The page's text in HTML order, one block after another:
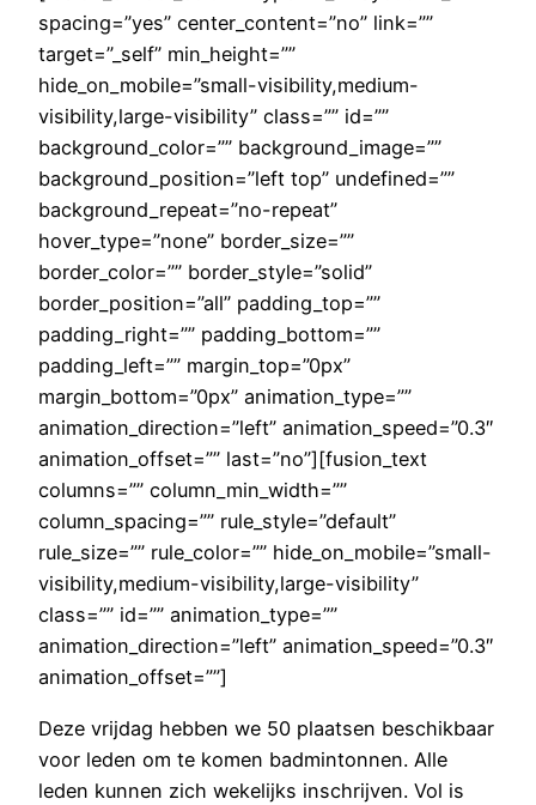
spacing=”yes” center_content=”no” link=””
target=”_self” min_height=””
hide_on_mobile=”small-visibility,medium-
visibility,large-visibility” class=”” id=””
background_color=”” background_image=””
background_position=”left top” undefined=””
background_repeat=”no-repeat”
hover_type=”none” border_size=””
border_color=”” border_style=”solid”
border_position=”all” padding_top=””
padding_right=”” padding_bottom=””
padding_left=”” margin_top=”0px”
margin_bottom=”0px” animation_type=””
animation_direction=”left” animation_speed=”0.3″
animation_offset=”” last=”no”][fusion_text
columns=”” column_min_width=””
column_spacing=”” rule_style=”default”
rule_size=”” rule_color=”” hide_on_mobile=”small-
visibility,medium-visibility,large-visibility”
class=”” id=”” animation_type=””
animation_direction=”left” animation_speed=”0.3″
animation_offset=””]
Deze vrijdag hebben we 50 plaatsen beschikbaar
voor leden om te komen badmintonnen. Alle
leden kunnen zich wekelijks inschrijven. Vol is